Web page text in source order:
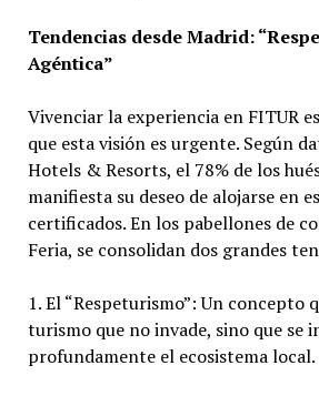
Tendencias desde Madrid:
Agéntica”
Vivenciar la experiencia en FITUR
que esta visión es urgente. Según
Hotels & Resorts, el 78% de los
manifiesta su deseo de alojarse en
certificados. En los pabellones de
Feria, se consolidan dos grandes
1. El “Respeturismo”: Un concepto
turismo que no invade, sino que se
profundamente el ecosistema local.